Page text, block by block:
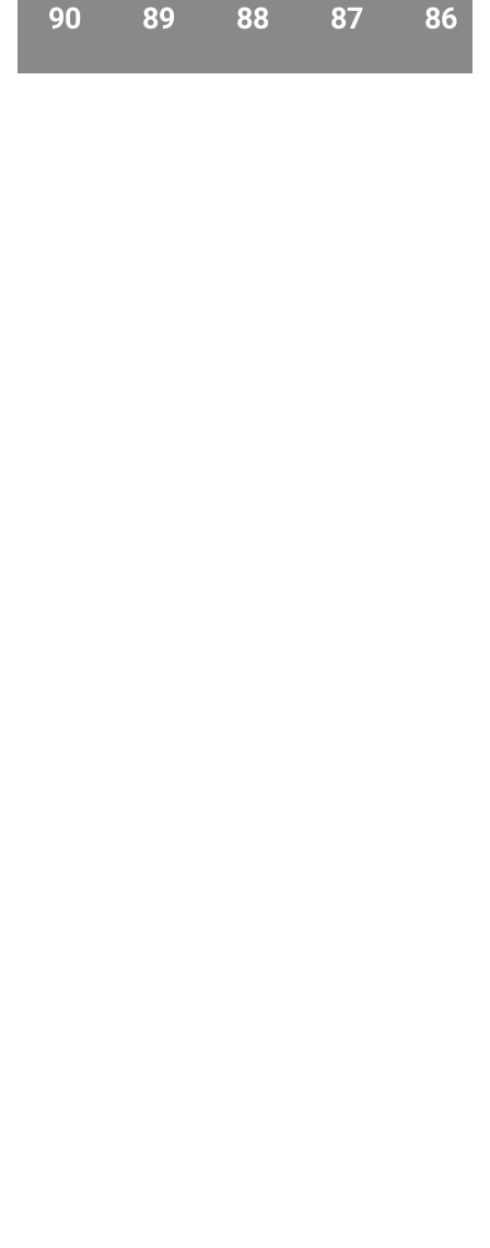
90 89 88 87 86